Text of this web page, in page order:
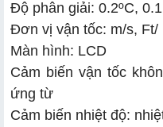
Độ phân giải: 0.2ºC,
Đơn vị vận tốc: m/s, Ft/
Màn hình: LCD
Cảm biến vận tốc
ứng từ
Cảm biến nhiệt độ: